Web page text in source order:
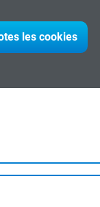
les cookies